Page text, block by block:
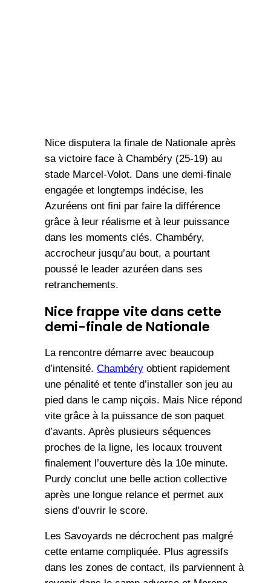
Nice disputera la finale de Nationale après
sa victoire face à Chambéry (25-19) au
stade Marcel-Volot. Dans une demi-finale
engagée et longtemps indécise, les
Azuréens ont fini par faire la différence
grâce à leur réalisme et à leur puissance
dans les moments clés. Chambéry,
accrocheur jusqu’au bout, a pourtant
poussé le leader azuréen dans ses
retranchements.
Nice frappe vite dans cette
demi-finale de Nationale
La rencontre démarre avec beaucoup
d’intensité. Chambéryobtient rapidement
une pénalité et tente d’installer son jeu au
pied dans le camp niçois. Mais Nice répond
vite grâce à la puissance de son paquet
d’avants. Après plusieurs séquences
proches de la ligne, les locaux trouvent
finalement l’ouverture dès la 10e minute.
Purdy conclut une belle action collective
après une longue relance et permet aux
siens d’ouvrir le score.
Les Savoyards ne décrochent pas malgré
cette entame compliquée. Plus agressifs
dans les zones de contact, ils parviennent à